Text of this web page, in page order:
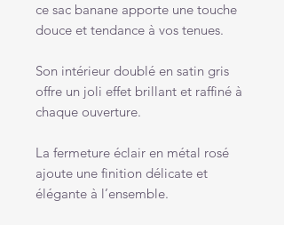
ce sac banane apporte une touche
douce et tendance à vos tenues.
Son intérieur doublé en satin gris
offre un joli effet brillant et raffiné à
chaque ouverture.
La fermeture éclair en métal rosé
ajoute une finition délicate et
élégante à l’ensemble.